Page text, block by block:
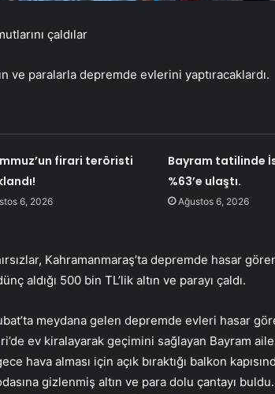
çaldılar
ve paralarla depremde evlerini yaptıracaklardı.
firari teröristi
6, 2026
Bayram tatilinde
%63’e ulaştı.
Ağustos 6, 2026
Kahramanmaraş’ta depremde hasar
aldığı 500 bin TL’lik altın ve parayı çaldı.
meydana gelen depremde evleri hasar
ev kiralayarak geçimini sağlayan Bayram
hava alması için açık bıraktığı balkon
gizlenmiş altın ve para dolu çantayı